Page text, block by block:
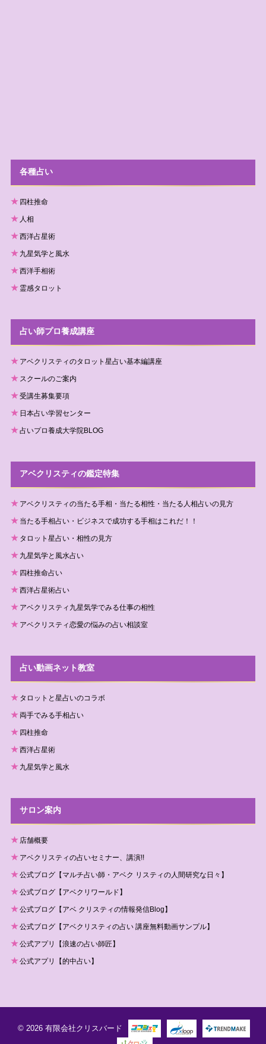
各種占い
四柱推命
人相
西洋占星術
九星気学と風水
西洋手相術
霊感タロット
占い師プロ養成講座
アベクリスティのタロット星占い基本編講座
スクールのご案内
受講生募集要項
日本占い学習センター
占いプロ養成大学院BLOG
アベクリスティの鑑定特集
アベクリスティの当たる手相・当たる相性・当たる人相占いの見方
当たる手相占い・ビジネスで成功する手相はこれだ！！
タロット星占い・相性の見方
九星気学と風水占い
四柱推命占い
西洋占星術占い
アベクリスティ九星気学でみる仕事の相性
アベクリスティ恋愛の悩みの占い相談室
占い動画ネット教室
タロットと星占いのコラボ
両手でみる手相占い
四柱推命
西洋占星術
九星気学と風水
サロン案内
店舗概要
アベクリスティの占いセミナー、講演!!
公式ブログ【マルチ占い師・アベク リスティの人間研究な日々】
公式ブログ【アベクリワールド】
公式ブログ【アベ クリスティの情報発信Blog】
公式ブログ【アベクリスティの占い 講座無料動画サンプル】
公式アプリ【浪速の占い師匠】
公式アプリ【的中占い】
© 2026 有限会社クリスバード